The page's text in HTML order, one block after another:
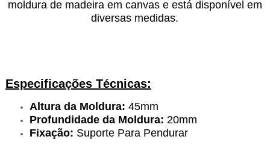
moldura de madeira em canvas e está disponível em
diversas medidas.
Especificações Técnicas:
Altura da Moldura: 45mm
Profundidade da Moldura: 20mm
Fixação: Suporte Para Pendurar